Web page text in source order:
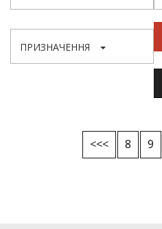
ПРИЗНАЧЕННЯ
<<< 8 9